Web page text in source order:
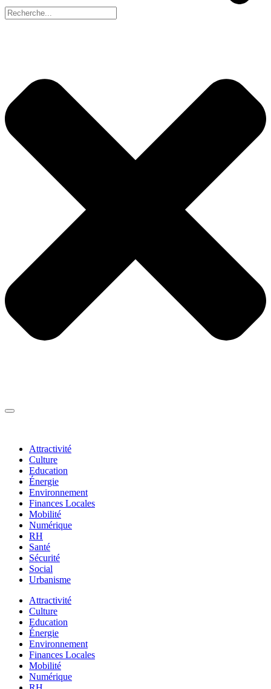
Attractivité
Culture
Education
Énergie
Environnement
Finances Locales
Mobilité
Numérique
RH
Santé
Sécurité
Social
Urbanisme
Attractivité
Culture
Education
Énergie
Environnement
Finances Locales
Mobilité
Numérique